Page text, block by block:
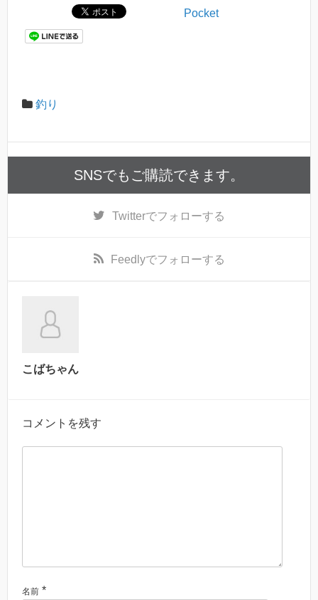
Pocket
釣り
SNSでもご購読できます。
Twitterでフォローする
Feedlyでフォローする
こばちゃん
コメントを残す
名前 *